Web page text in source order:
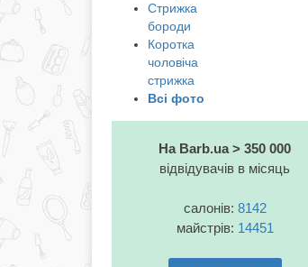
Стрижка
бороди
Коротка
чоловіча
стрижка
Всі фото
На Barb.ua > 350 000
відвідувачів в місяць
салонів: 8142
майстрів: 14451